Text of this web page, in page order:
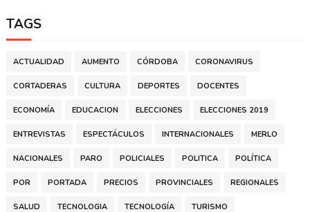
TAGS
ACTUALIDAD AUMENTO CÓRDOBA CORONAVIRUS
CORTADERAS CULTURA DEPORTES DOCENTES
ECONOMÍA EDUCACION ELECCIONES ELECCIONES 2019
ENTREVISTAS ESPECTÁCULOS INTERNACIONALES MERLO
NACIONALES PARO POLICIALES POLITICA POLÍTICA
POR PORTADA PRECIOS PROVINCIALES REGIONALES
SALUD TECNOLOGIA TECNOLOGÍA TURISMO